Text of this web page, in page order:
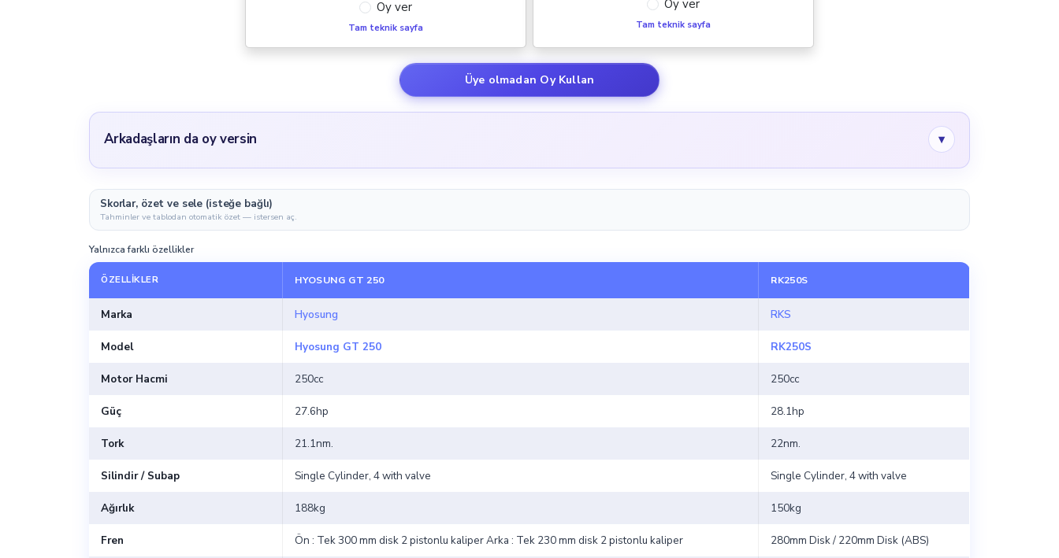
Oy ver
Tam teknik sayfa
Oy ver
Tam teknik sayfa
Üye olmadan Oy Kullan
Arkadaşların da oy versin ▾
Skorlar, özet ve sele (isteğe bağlı)
Tahminler ve tablodan otomatik özet — istersen aç.
Yalnızca farklı özellikler
ÖZELLIKLER HYOSUNG GT 250 RK250S
Marka Hyosung RKS
Model Hyosung GT 250 RK250S
Motor Hacmi 250cc 250cc
Güç 27.6hp 28.1hp
Tork 21.1nm. 22nm.
Silindir / Subap Single Cylinder, 4 with valve Single Cylinder, 4 with valve
Ağırlık 188kg 150kg
Fren Ön : Tek 300 mm disk 2 pistonlu kaliper Arka : Tek 230 mm disk 2 pistonlu kaliper 280mm Disk / 220mm Disk (ABS)